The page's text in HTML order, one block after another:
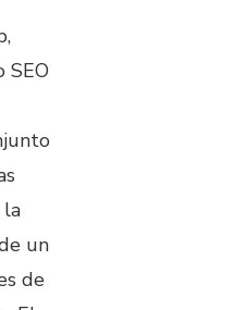
SEO
la
un
de